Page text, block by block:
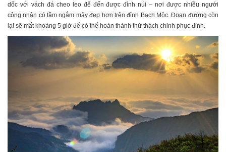
dốc với vách đá cheo leo để đến được đỉnh núi – nơi được nhiều người
công nhận có tầm ngắm mây đẹp hơn trên đỉnh Bạch Mộc. Đoạn đường còn
lại sẽ mất khoảng 5 giờ để có thể hoàn thành thử thách chinh phục đỉnh.